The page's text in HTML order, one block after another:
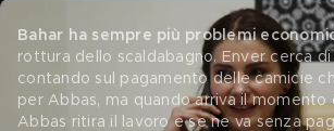
Bahar ha sempre più problemi
rottura dello scaldabagno. Enver cerca di
contando sul pagamento delle camicie
per Abbas, ma quando arriva il momento
Abbas ritira il lavoro e se ne va senza